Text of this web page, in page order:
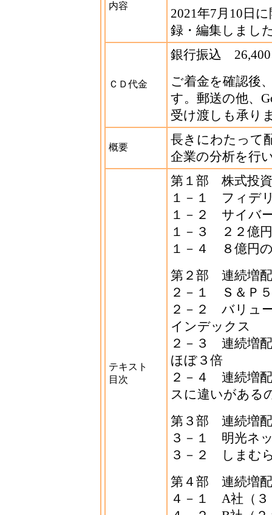
内容
2021年7月10日
録・編集しまし
ＣＤ代金
銀行振込
ご着金を確認後
す。郵送の他、
受け渡しも承り
概要
長きにわたって
企業の分析を行
テキスト
目次
第１部 株式投
１－１ フィデ
１－２ サイバ
１－３ ２２億
１－４ ８億円
第２部 連続増
２－１ Ｓ＆Ｐ
２－２ バリュ
インデックス
２－３ 連続増
ほぼ３倍
２－４ 連続増
スに違いがある
第３部 連続増
３－１ 明光ネ
３－２ しまむ
第４部 連続増
４－１ A社（３